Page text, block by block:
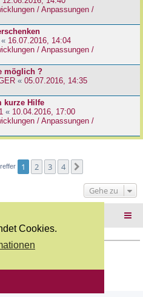
Cookies.
/ Anpassungen /
« 16.07.2016, 14:04
/ Anpassungen /
möglich ?
« 05.07.2016, 14:35
kurze Hilfe
« 10.04.2016, 17:00
/ Anpassungen /
1 2 3 4
Gehe zu
durchphpBB.de